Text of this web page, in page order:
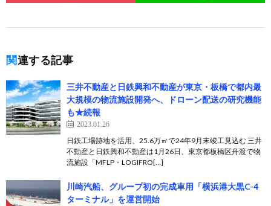
関連する記事
三井不動産と日鉄興和不動産が東京・板橋で都内最
大規模の物流施設開発へ、ドローン配送の研究機能
も★続報
2023.01.26
日鉄工場跡地を活用、25.6万㎡で24年9月末竣工見込む 三井
不動産と日鉄興和不動産は1月26日、東京都板橋区舟渡で物
流施設「MFLP・LOGIFRO[…]
川崎汽船、グループ初の完成車用「横浜港大黒C-4
ターミナル」を運営開始